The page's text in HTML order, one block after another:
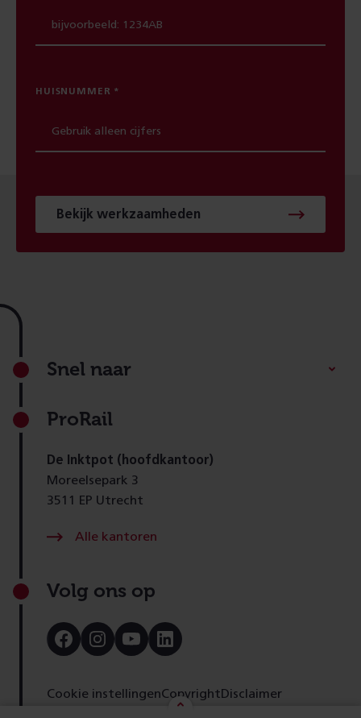
HUISNUMMER
Bekijk werkzaamheden
Footer
Snel naar
ProRail
De Inktpot (hoofdkantoor)
Moreelsepark 3
3511 EP Utrecht
Alle kantoren
Volg ons op
Bezoek
onze
Bezoek
onze
Bezoek
onze
Bezoek
onze
Cookie instellingenCopyright Disclaimer